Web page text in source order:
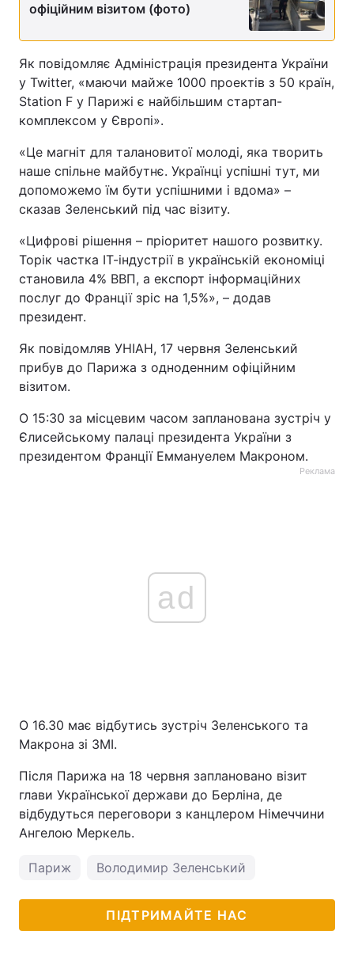
Контакти
офіційним візитом (фото)
Як повідомляє Адміністрація президента України
у Twitter, «маючи майже 1000 проектів з 50 країн,
Station F у Парижі є найбільшим стартап-
комплексом у Європі».
«Це магніт для талановитої молоді, яка творить
наше спільне майбутнє. Українці успішні тут, ми
допоможемо їм бути успішними і вдома» –
сказав Зеленський під час візиту.
«Цифрові рішення – пріоритет нашого розвитку.
Торік частка ІТ-індустрії в українській економіці
становила 4% ВВП, а експорт інформаційних
послуг до Франції зріс на 1,5%», – додав
президент.
Як повідомляв УНІАН, 17 червня Зеленський
прибув до Парижа з одноденним офіційним
візитом.
О 15:30 за місцевим часом запланована зустріч у
Єлисейському палаці президента України з
президентом Франції Еммануелем Макроном.
Реклама
ad
О 16.30 має відбутись зустріч Зеленського та
Макрона зі ЗМІ.
Після Парижа на 18 червня заплановано візит
глави Української держави до Берліна, де
відбудуться переговори з канцлером Німеччини
Ангелою Меркель.
Париж Володимир Зеленський
ПІДТРИМАЙТЕ НАС